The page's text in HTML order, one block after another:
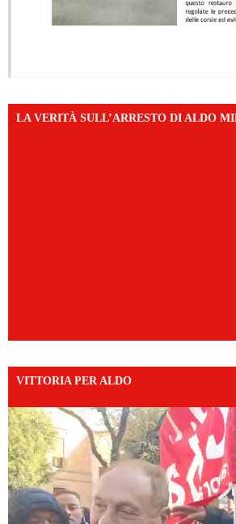
LA VERITÀ SULL’ARRESTO DI ALDO
VITTORIA PER ALDO